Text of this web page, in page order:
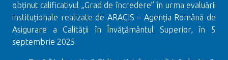
obținut calificativul „Grad de încredere” în urma evaluării
instituționale realizate de ARACIS – Agenția Română de
Asigurare a Calității în Învățământul Superior, în 5
septembrie 2025